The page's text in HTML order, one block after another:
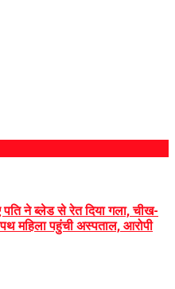
ने ब्लेड से रेत दिया गला, चीख-
महिला पहुंची अस्पताल, आरोपी